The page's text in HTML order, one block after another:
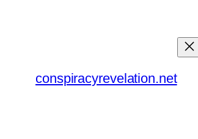
conspiracyrevelation.net